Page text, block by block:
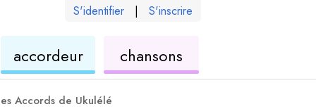
S'identifier | S'inscrire
accordeurukuléléchansons
Accords de Ukulélé